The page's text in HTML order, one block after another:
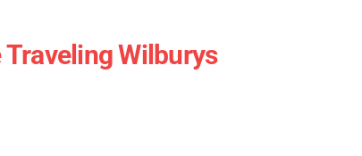
Traveling Wilburys